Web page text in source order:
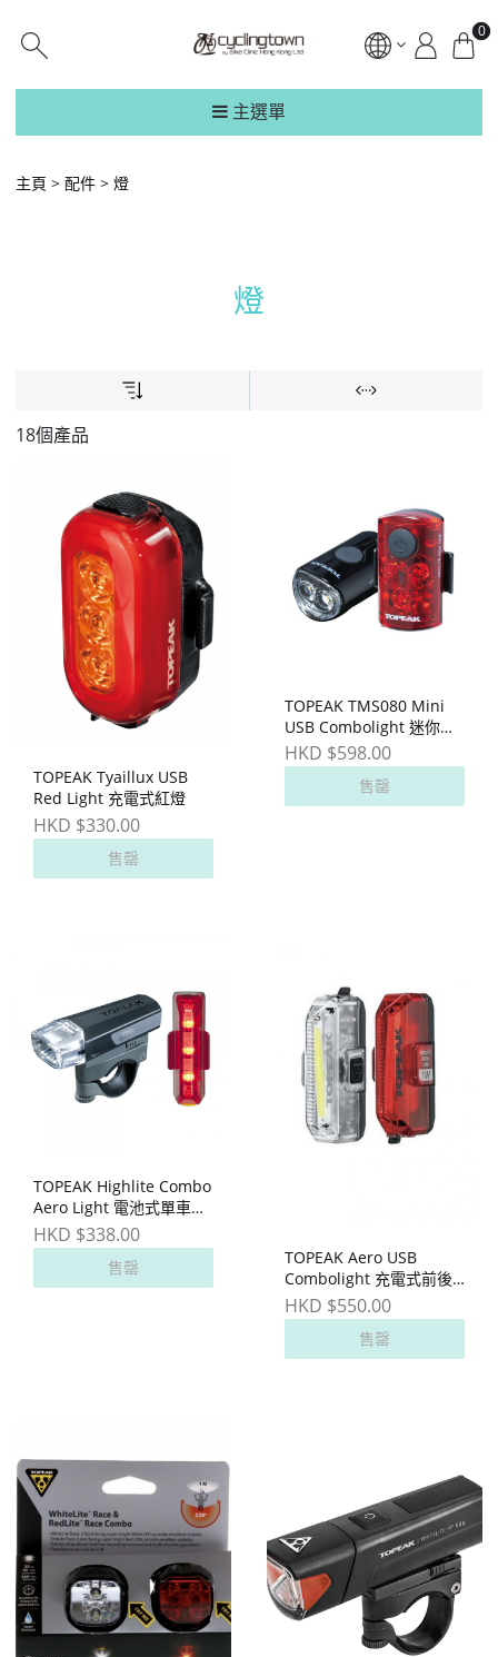
0
主選單
主頁 配件 燈
燈
18個產品
TOPEAK Tyaillux USB
Red Light 充電式紅燈
HKD $330.00
售罄
TOPEAK TMS080 Mini
USB Combolight 迷你充
電式前後燈
HKD $598.00
售罄
TOPEAK Highlite Combo
Aero Light 電池式單車前
後燈
HKD $338.00
售罄
TOPEAK Aero USB
Combolight 充電式前後
燈
HKD $550.00
售罄